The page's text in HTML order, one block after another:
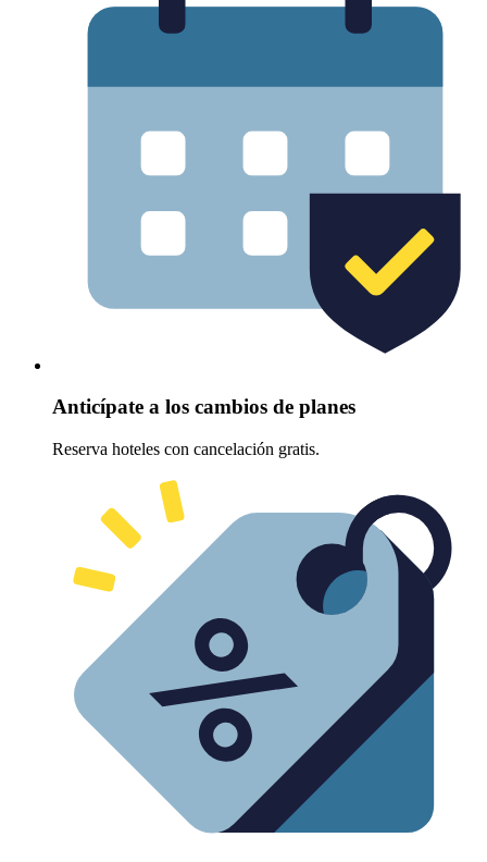
Anticípate a los cambios de planes
Reserva hoteles con cancelación gratis.